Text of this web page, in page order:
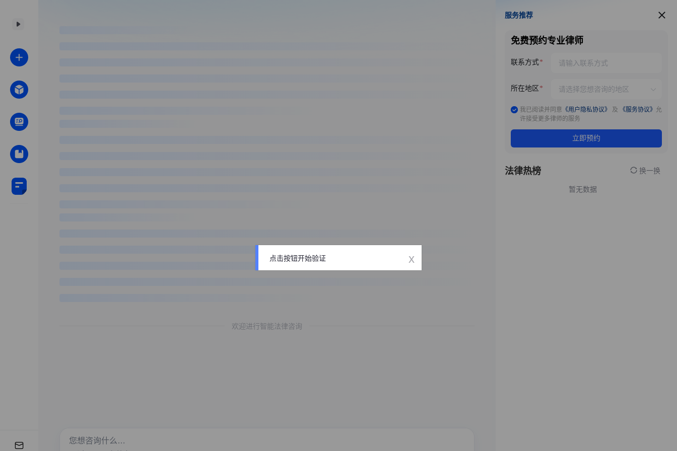
欢迎进行智能法律咨询
服务推荐
服务推荐
免费预约专业律师
联系方式
所在地区
我已阅读并同意 《用户隐私协议》 及 《服务协议》 允
许接受更多律师的服务
立即预约
法律热榜 换一换
暂无数据
点击按钮开始验证 x